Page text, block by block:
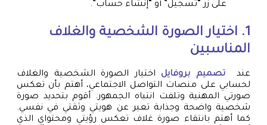
على زر “تسجيل” أو “إنشاء حساب”.
1. اختيار الصورة الشخصية والغلاف
المناسبين
عندتصميم بروفايل اختيار الصورة الشخصية والغلاف
لحسابي على منصات التواصل الاجتماعي، أهتم بأن تعكس
صورتي المهنية وتلفت انتباه الجمهور. أقوم بتحديد صورة
شخصية واضحة وجذابة تعبر عن هويتي وثقتي في نفسي.
كما أهتم بانتقاء صورة غلاف تعكس رؤيتي ومحتواي الذي